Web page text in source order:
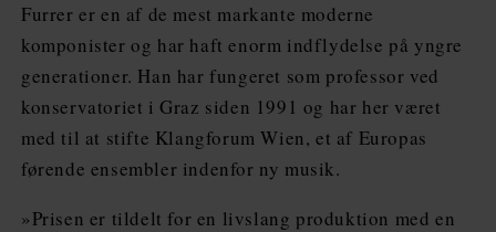
Furrer er en af de mest markante moderne
komponister og har haft enorm indflydelse på yngre
generationer. Han har fungeret som professor ved
konservatoriet i Graz siden 1991 og har her været
med til at stifte Klangforum Wien, et af Europas
førende ensembler indenfor ny musik.
»Prisen er tildelt for en livslang produktion med en